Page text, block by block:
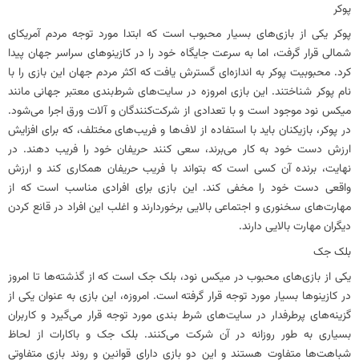
پوکر
پوکر یکی از بازی‌های بسیار محبوب است که ابتدا مورد توجه مردم آمریکای
شمالی قرار گرفت، اما به سرعت جایگاه خود را در کازینوهای سراسر جهان پیدا
کرد. محبوبیت پوکر به اندازه‌ای گسترش یافت که اکثر مردم جهان این بازی را با
نام پوکر شناختند. این بازی امروزه در سایت‌های شرط‌بندی معتبر جهانی مانند
میکس نود موجود است و با تعدادی از شرکت‌کنندگان و آلات ورق اجرا می‌شود.
در پوکر، بازیکنان باید با استفاده از لاف‌ها و فریب‌های مختلف، که برای افزایش
ارزش دست خود به کار می‌برند، سعی کنند حریفان خود را فریب دهند. در
نهایت، برنده آن کسی است که بتواند با فریب حریفان همکاری کند و ارزش
واقعی دست خود را مخفی کند. این بازی برای افرادی مناسب است که از
مهارت‌های سخنوری و اجتماعی بالایی برخوردارند و اغلب این افراد در قانع کردن
دیگران مهارت بالایی دارند.
بلک جک
یکی از بازی‌های محبوب در میکس نود، بلک جک است که از گذشته‌ها تا امروز
در کازینوها بسیار مورد توجه قرار گرفته است. امروزه، این بازی به عنوان یکی از
گزینه‌های پرطرفدار در سایت‌های شرط بندی مورد توجه قرار می‌گیرد و کاربران
بسیاری به طور روزانه در آن شرکت می‌کنند. بلک جک و باکارات از لحاظ
شباهت‌ها متفاوت هستند و این دو بازی دارای قوانین و روند بازی متفاوتی